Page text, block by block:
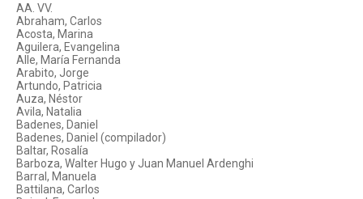
AA. VV.
Abraham, Carlos
Acosta, Marina
Aguilera, Evangelina
Alle, María Fernanda
Arabito, Jorge
Artundo, Patricia
Auza, Néstor
Avila, Natalia
Badenes, Daniel
Badenes, Daniel (compilador)
Baltar, Rosalía
Barboza, Walter Hugo y Juan Manuel Ardenghi
Barral, Manuela
Battilana, Carlos